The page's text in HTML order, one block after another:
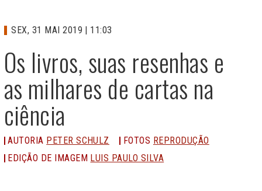
Os livros, suas resenhas e
as milhares de cartas na
ciência
SEX, 31 MAI 2019 | 11:03
AUTORIA PETER SCHULZ FOTOS REPRODUÇÃO
EDIÇÃO DE IMAGEM LUIS PAULO SILVA